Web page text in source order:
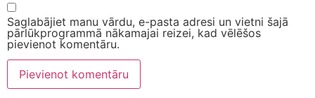
Saglabājiet manu vārdu, e-pasta adresi un vietni šajā
pārlūkprogrammā nākamajai reizei, kad vēlēšos
pievienot komentāru.